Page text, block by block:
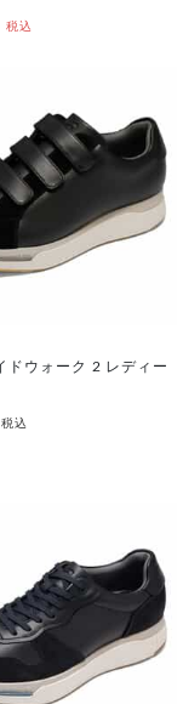
税込
ドウォーク 2 レディー
税込